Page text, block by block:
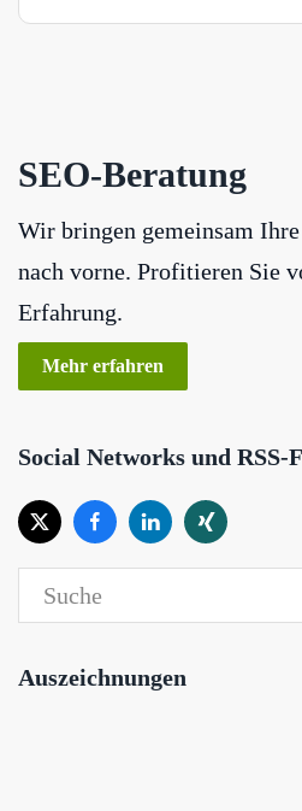
SEO-Beratung
Wir bringen gemeinsam
nach vorne. Profitieren Sie
Erfahrung.
Mehr erfahren
Social Networks und RSS-
Auszeichnungen